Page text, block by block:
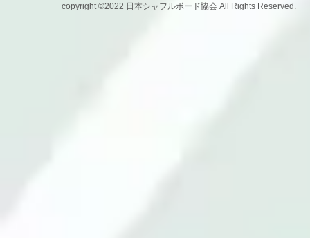
copyright ©2022 日本シャフルボード協会 All Rights Reserved.